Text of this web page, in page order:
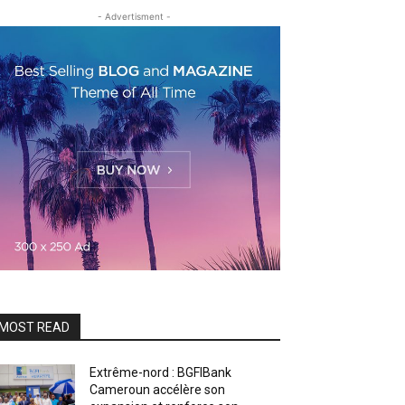
- Advertisment -
READ
Extrême-nord : BGFIBank
Cameroun accélère son